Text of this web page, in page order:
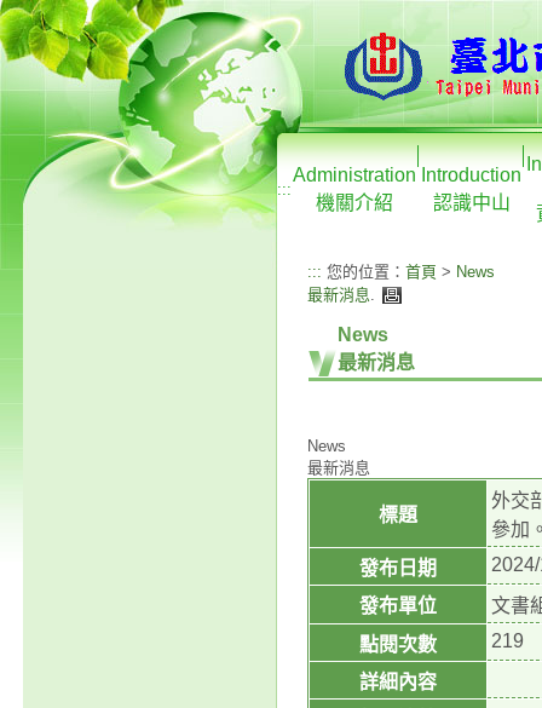
:::
Administration
機關介紹
Introduction
認識中山
::: 您的位置： 首頁 > News
最新消息.
News
最新消息
News
最新消息
標題
外交
參加
發布日期
發布單位
文書
點閱次數
219
詳細內容